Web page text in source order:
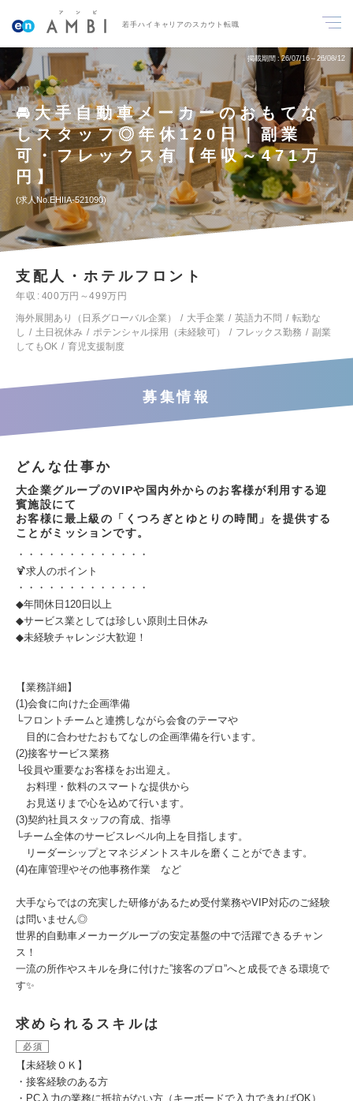
若手ハイキャリアのスカウト転職
掲載期間 26/07/16～26/08/12
🚘大手自動車メーカーのおもてな
しスタッフ◎年休120日｜副業
可・フレックス有【年収～471万
円】
求人No.EHIIA-521090
支配人・ホテルフロント
年収
400万円～499万円
海外展開あり（日系グローバル企業）
大手企業 英語力不問
転勤な
し
土日祝休み ポテンシャル採用（未経験可） フレックス勤務
副業
してもOK
育児支援制度
募集情報
どんな仕事か
大企業グループのVIPや国内外からのお客様が利用する迎
賓施設にて
お客様に最上級の「くつろぎとゆとりの時間」を提供する
ことがミッションです。
・・・・・・・・・・・・・
🍹求人のポイント
・・・・・・・・・・・・・
◆年間休日120日以上
◆サービス業としては珍しい原則土日休み
◆未経験チャレンジ大歓迎！
【業務詳細】
(1)会食に向けた企画準備
└フロントチームと連携しながら会食のテーマや
目的に合わせたおもてなしの企画準備を行います。
(2)接客サービス業務
└役員や重要なお客様をお出迎え。
お料理・飲料のスマートな提供から
お見送りまで心を込めて行います。
(3)契約社員スタッフの育成、指導
└チーム全体のサービスレベル向上を目指します。
リーダーシップとマネジメントスキルを磨くことができます。
(4)在庫管理やその他事務作業 など
大手ならではの充実した研修があるため受付業務やVIP対応のご経験
は問いません◎
世界的自動車メーカーグループの安定基盤の中で活躍できるチャン
ス！
一流の所作やスキルを身に付けた”接客のプロ”へと成長できる環境で
す✨
求められるスキルは
必須
【未経験ＯＫ】
・接客経験のある方
・PC入力の業務に抵抗がない方（キーボードで入力できればOK）